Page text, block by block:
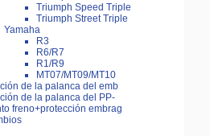
Triumph Speed Triple
Triumph Street Triple
Yamaha
R3
R6/R7
R1/R9
MT07/MT09/MT10
de la palanca del emb
de la palanca del PP-
freno+protección embrag